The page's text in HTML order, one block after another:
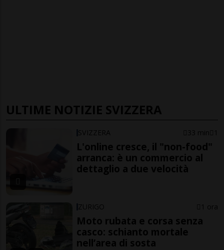
ULTIME NOTIZIE SVIZZERA
SVIZZERA 33 min 1
L'online cresce, il "non-food"
arranca: è un commercio al
dettaglio a due velocità
ZURIGO 1 ora
Moto rubata e corsa senza
casco: schianto mortale
nell’area di sosta